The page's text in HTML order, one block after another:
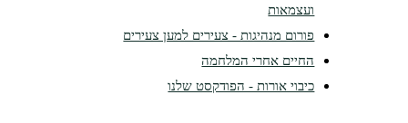
ועצמאות
פורום מנהיגות - צעירים למען צעירים
החיים אחרי המלחמה
כיבוי אורות - הפודקסט שלנו